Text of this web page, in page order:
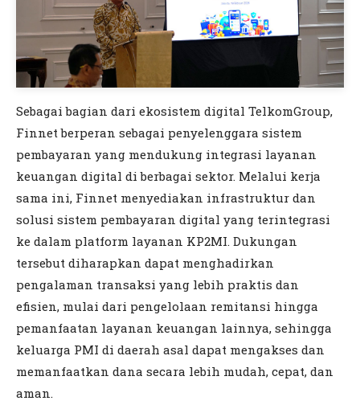
Sebagai bagian dari ekosistem digital TelkomGroup,
Finnet berperan sebagai penyelenggara sistem
pembayaran yang mendukung integrasi layanan
keuangan digital di berbagai sektor. Melalui kerja
sama ini, Finnet menyediakan infrastruktur dan
solusi sistem pembayaran digital yang terintegrasi
ke dalam platform layanan KP2MI. Dukungan
tersebut diharapkan dapat menghadirkan
pengalaman transaksi yang lebih praktis dan
efisien, mulai dari pengelolaan remitansi hingga
pemanfaatan layanan keuangan lainnya, sehingga
keluarga PMI di daerah asal dapat mengakses dan
memanfaatkan dana secara lebih mudah, cepat, dan
aman.